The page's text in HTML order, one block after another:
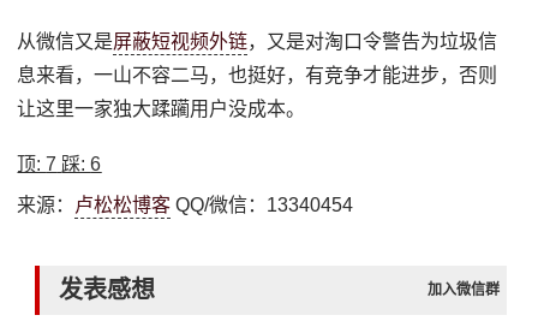
从微信又是屏蔽短视频外链，又是对淘口令警告为垃圾信
息来看，一山不容二马，也挺好，有竞争才能进步，否则
让这里一家独大蹂躏用户没成本。
顶:7 踩:6
来源： 卢松松博客 QQ/微信：13340454
发表感想 加入微信群